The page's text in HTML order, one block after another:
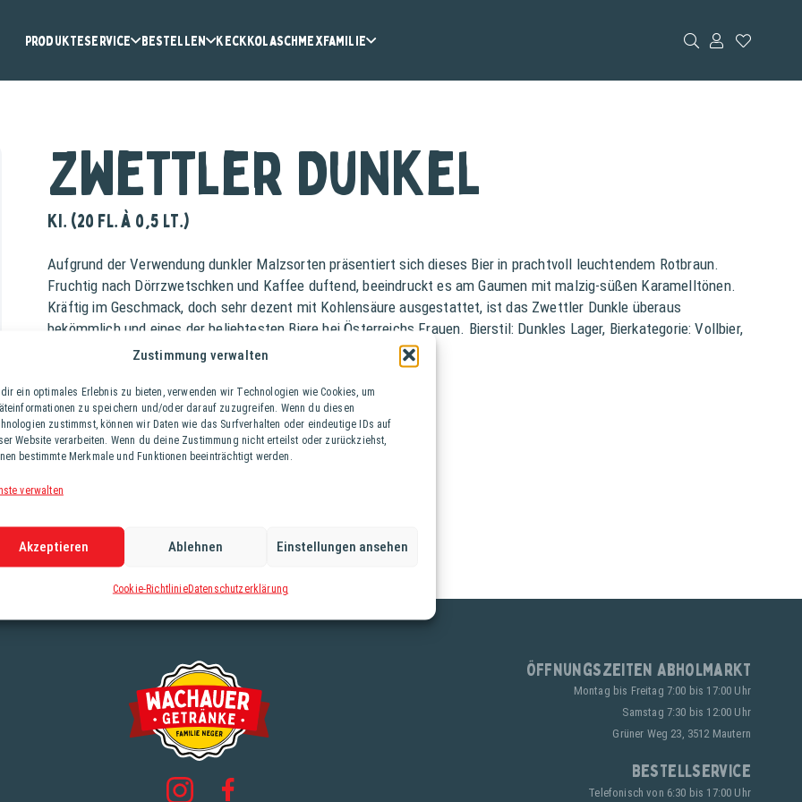
Zustimmung verwalten
ein optimales Erlebnis zu bieten, verwenden wir Technologien wie Cookies, um
zu speichern und/oder darauf zuzugreifen. Wenn du diesen
zustimmst, können wir Daten wie das Surfverhalten oder eindeutige IDs auf
Website verarbeiten. Wenn du deine Zustimmung nicht erteilst oder zurückziehst,
bestimmte Merkmale und Funktionen beeinträchtigt werden.
verwalten
Akzeptieren Ablehnen Einstellungen ansehen
Cookie-RichtlinieDatenschutzerklärung
ProdukteService Bestellen KeckKolaSchmexFamilie
Zwettler Dunkel
Ki. (20 Fl. à 0,5 lt.)
Aufgrund der Verwendung dunkler Malzsorten präsentiert sich dieses Bier in prachtvoll leuchtendem Rotbraun.
Fruchtig nach Dörrzwetschken und Kaffee duftend, beeindruckt es am Gaumen mit malzig-süßen Karamelltönen.
Kräftig im Geschmack, doch sehr dezent mit Kohlensäure ausgestattet, ist das Zwettler Dunkle überaus
bekömmlich und eines der beliebtesten Biere bei Österreichs Frauen. Bierstil: Dunkles Lager, Bierkategorie: Vollbier,
Bierart: untergärig
Alkoholgehalt: 3,4%
Stammwürze: 11,5°
Öffnungszeiten Abholmarkt
Montag bis Freitag 7:00 bis 17:00 Uhr
Samstag 7:30 bis 12:00 Uhr
Grüner Weg 23, 3512 Mautern
Bestellservice
Telefonisch von 6:30 bis 17:00 Uhr